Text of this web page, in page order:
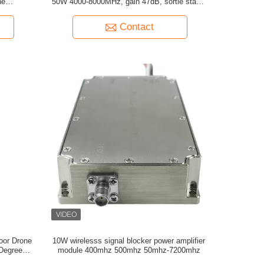
Contact
Drone
10W wirelesss signal blocker power amplifier
module 400mhz 500mhz 50mhz-7200mhz